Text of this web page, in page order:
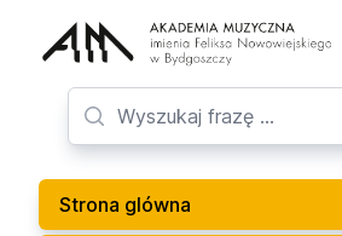
Strona glówna